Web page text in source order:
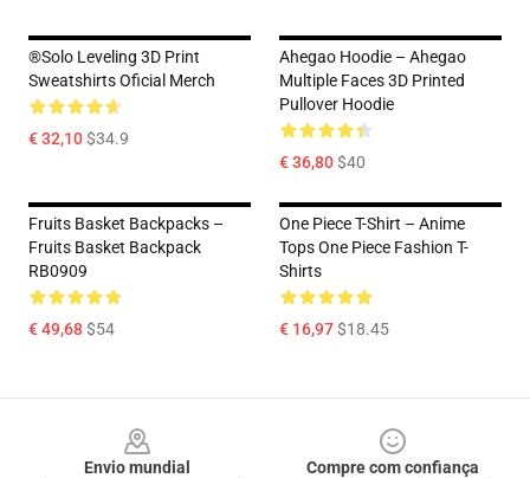
®Solo Leveling 3D Print
Sweatshirts Oficial Merch
€ 32,10$34.9
Ahegao Hoodie – Ahegao
Multiple Faces 3D Printed
Pullover Hoodie
€ 36,80$40
Fruits Basket Backpacks –
Fruits Basket Backpack
RB0909
€ 49,68$54
One Piece T-Shirt – Anime
Tops One Piece Fashion T-
Shirts
€ 16,97$18.45
Envio mundial
Compre com confiança